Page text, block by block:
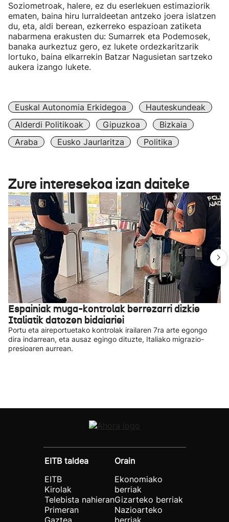
Soziometroak, halere, ez du eserlekuen estimaziorik
ematen, baina hiru lurraldeetan antzeko joera islatzen
du, eta, aldi berean, ezkerreko espazioan zatiketa
nabarmena erakusten du: Sumarrek eta Podemosek,
banaka aurkeztuz gero, ez lukete ordezkaritzarik
lortuko, baina elkarrekin Batzar Nagusietan sartzeko
aukera izango lukete.
Euskal Autonomia Erkidegoa
Hauteskundeak
Alderdi Politikoak
Gipuzkoa
Bizkaia
Araba
Eusko Jaurlaritza Politika
Zure interesekoa izan daiteke
Espainiak muga-kontrolak berrezarri dizkie
Italiatik datozen bidaiariei
Portu eta aireportuetako kontrolak irailaren 7ra arte egongo
dira indarrean, eta ausaz egingo dituzte, Italiako migrazio-
presioaren aurrean.
EITB taldea
EITB
Kirolak
Telebista nahieran
Primeran
Gaztea
Orain
Ekonomiako
berriak
Gizarteko berriak
Nazioarteko
berriak